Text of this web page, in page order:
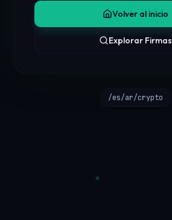
Volver al inicio
Explorar Firmas
/es/ar/crypto